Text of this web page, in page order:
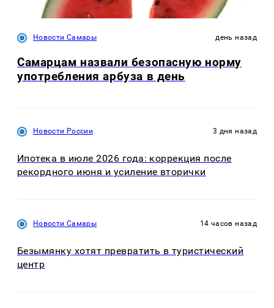
Новости Самары день назад
Самарцам назвали безопасную норму
употребления арбуза в день
Новости России 3 дня назад
Ипотека в июле 2026 года: коррекция после
рекордного июня и усиление вторички
Новости Самары 14 часов назад
Безымянку хотят превратить в туристический
центр